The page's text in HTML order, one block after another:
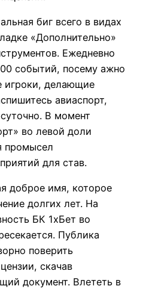
биг всего в видах
«Дополнительно»
Ежедневно
событий, посему ажно
игроки, делающие
авиаспорт,
В момент
во левой доли
промысел
для став.
доброе имя, которое
долгих лет. На
БК 1хБет во
Публика
поверить
скачав
документ. Влететь в